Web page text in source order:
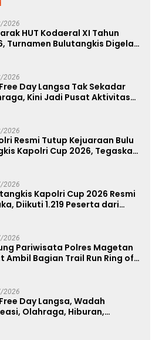
2026
HUT Kodaeral XI Tahun
Turnamen Bulutangkis Digelar
2026
Day Langsa Tak Sekadar
Kini Jadi Pusat Aktivitas
2026
Resmi Tutup Kejuaraan Bulu
Kapolri Cup 2026, Tegaskan
2026
Kapolri Cup 2026 Resmi
Diikuti 1.219 Peserta dari
2026
Pariwisata Polres Magetan
Ambil Bagian Trail Run Ring of
2026
Day Langsa, Wadah
Olahraga, Hiburan,